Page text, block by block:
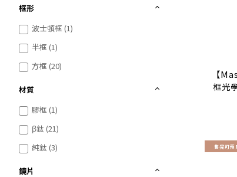
框形
波士頓框 (1)
半框 (1)
方框 (20)
材質
膠框 (1)
β鈦 (21)
純鈦 (3)
鏡片
【
框光
售完可預